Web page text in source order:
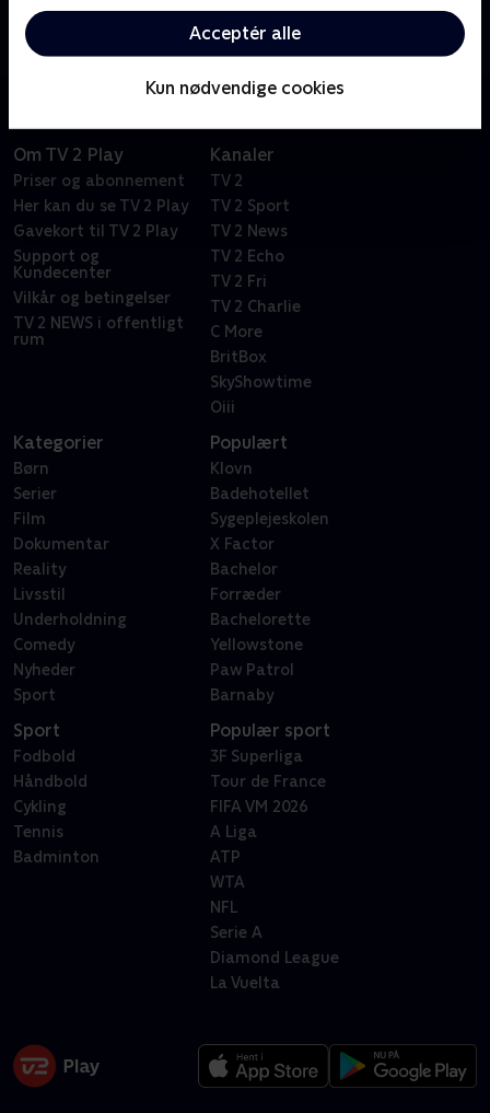
Acceptér alle
Kun nødvendige cookies
undercover-enhed og forfølger desperate og
livsfarlige kriminelle.
Om TV 2 Play
Priser og abonnement
Her kan du se TV 2 Play
Gavekort til TV 2 Play
Support og
Kundecenter
Vilkår og betingelser
TV 2 NEWS i offentligt
rum
Kanaler
TV 2
TV 2 Sport
TV 2 News
TV 2 Echo
TV 2 Fri
TV 2 Charlie
C More
BritBox
SkyShowtime
Oiii
Kategorier
Børn
Serier
Film
Dokumentar
Reality
Livsstil
Underholdning
Comedy
Nyheder
Sport
Populært
Klovn
Badehotellet
Sygeplejeskolen
X Factor
Bachelor
Forræder
Bachelorette
Yellowstone
Paw Patrol
Barnaby
Sport
Fodbold
Håndbold
Cykling
Tennis
Badminton
Populær sport
3F Superliga
Tour de France
FIFA VM 2026
A Liga
ATP
WTA
NFL
Serie A
Diamond League
La Vuelta